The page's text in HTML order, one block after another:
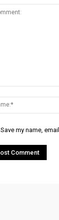
Save my name,